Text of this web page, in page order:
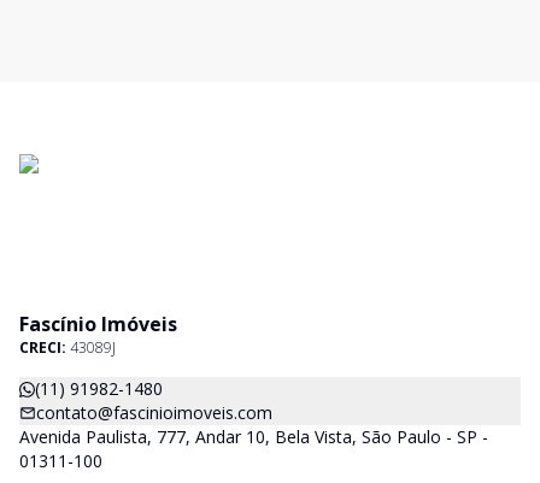
Fascínio Imóveis
CRECI: 43089J
(11) 91982-1480
contato@fascinioimoveis.com
Avenida Paulista, 777, Andar 10, Bela Vista, São Paulo - SP -
01311-100